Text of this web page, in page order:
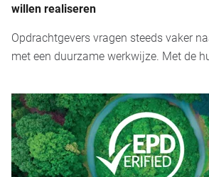
willen realiseren
Opdrachtgevers vragen steeds vaker
met een duurzame werkwijze. Met de